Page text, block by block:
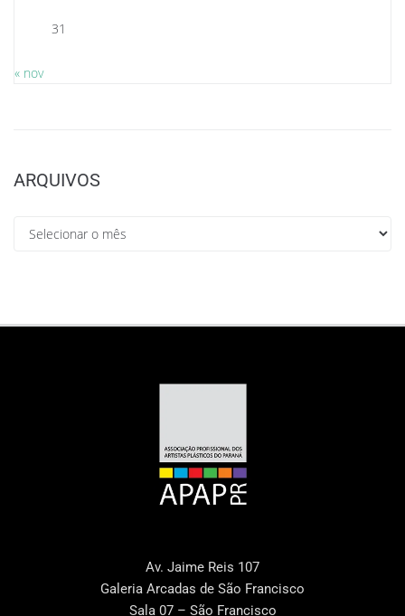
31
« nov
ARQUIVOS
Av. Jaime Reis 107
Galeria Arcadas de São Francisco
Sala 07 – São Francisco